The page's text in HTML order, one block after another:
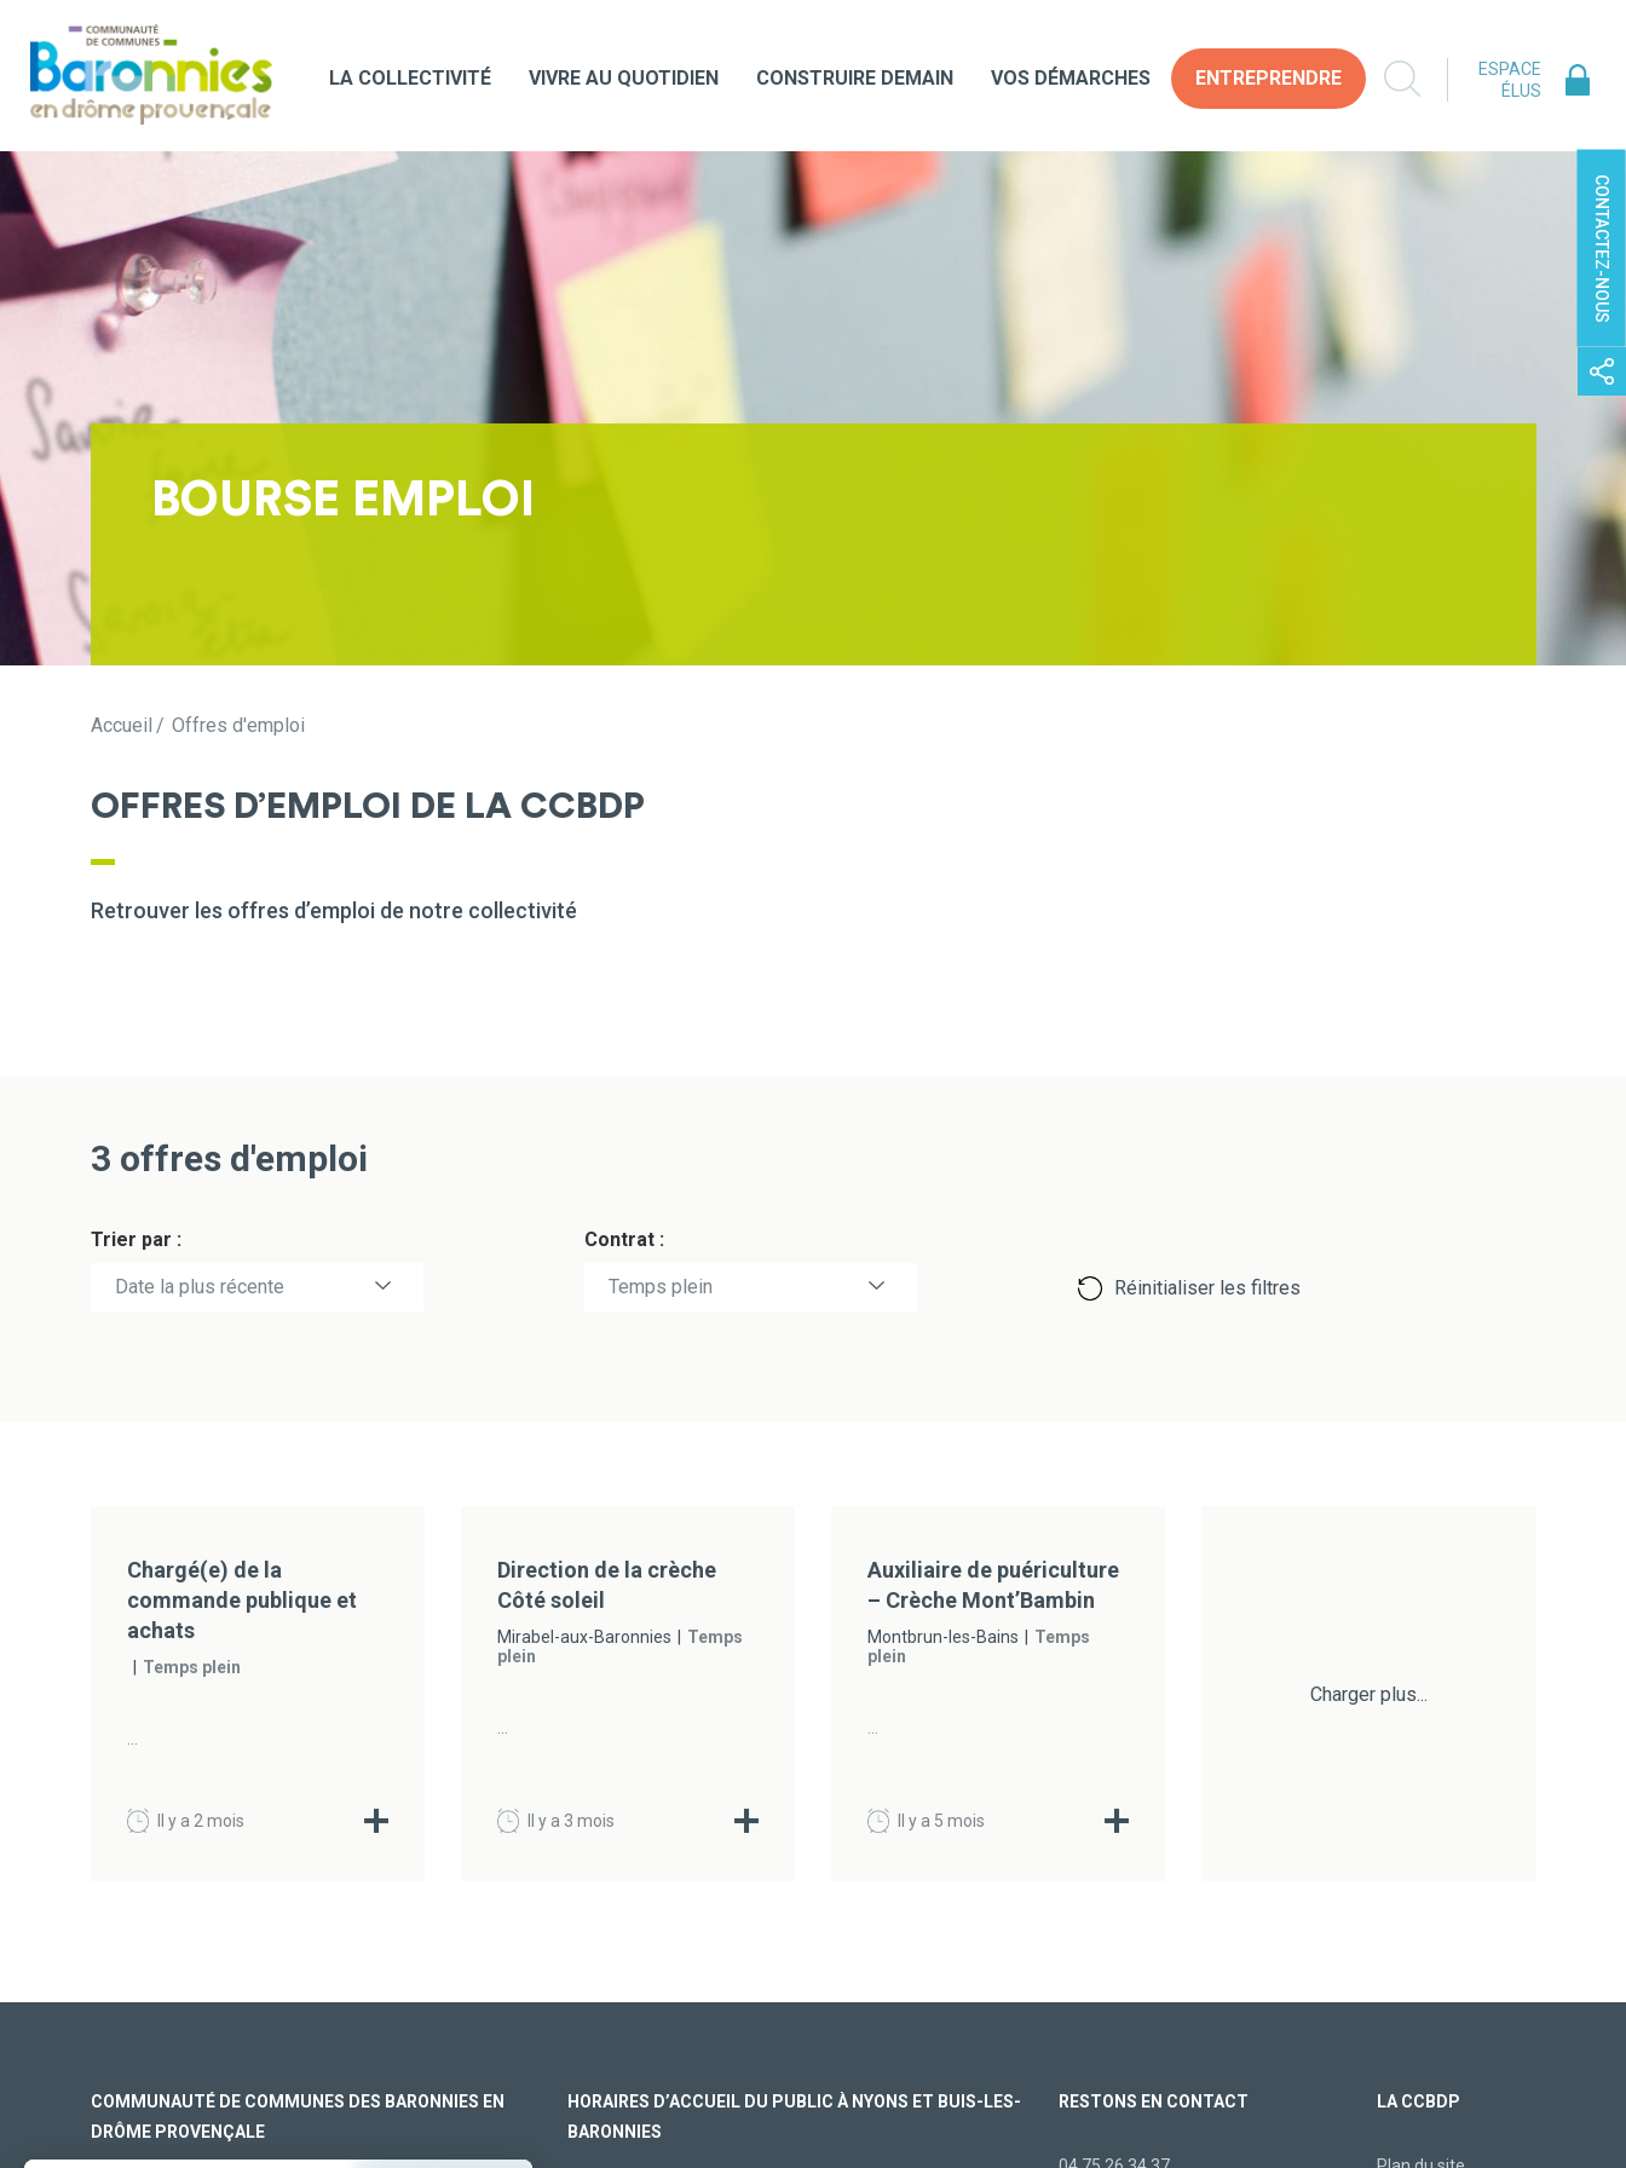
LA COLLECTIVITÉ VIVRE AU QUOTIDIEN CONSTRUIRE DEMAIN VOS DÉMARCHES ENTREPRENDRE
ESPACE
ÉLUS
CONTACTEZ-NOUS
BOURSE EMPLOI
Accueil Offres d'emploi
OFFRES D’EMPLOI DE LA CCBDP
Retrouver les offres d’emploi de notre collectivité
3 offres d'emploi
Trier par :
Date la plus récente
Contrat :
Tous
CDD
CDI
Contractuel
Temps partiel
Temps plein Réinitialiser les filtres
Chargé(e) de la
commande publique et
achats
Temps plein
Il y a 2 mois
Direction de la crèche
Côté soleil
Mirabel-aux-Baronnies
Temps
plein
Il y a 3 mois
Auxiliaire de puériculture
– Crèche Mont’Bambin
Montbrun-les-Bains
Temps
plein
Il y a 5 mois
Charger plus...
COMMUNAUTÉ DE COMMUNES DES BARONNIES EN
DRÔME PROVENÇALE
HORAIRES D’ACCUEIL DU PUBLIC À NYONS ET BUIS-LES-
BARONNIES
RESTONS EN CONTACT LA CCBDP